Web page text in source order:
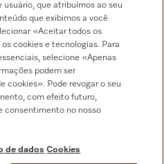
que atribuímos ao seu
que exibimos a você
«Aceitar todos os
cookies e tecnologias. Para
selecione «Apenas
podem ser
cookies». Pode revogar o seu
com efeito futuro,
consentimento no nosso
de dados Cookies